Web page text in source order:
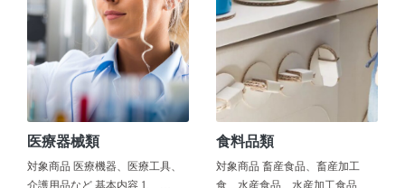
医療器械類
対象商品 医療機器、医療工具、
介護用品など 基本内容 1. …
食料品類
対象商品 畜産食品、畜産加工
食、水産食品、水産加工食品、